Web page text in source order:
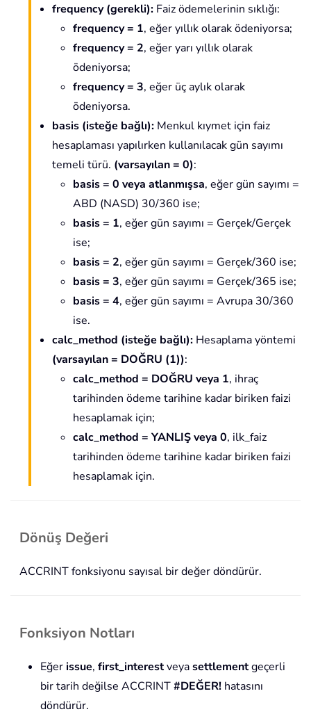
frequency(gerekli): Faiz ödemelerinin sıklığı:
frequency = 1, eğer yıllık olarak ödeniyorsa;
frequency = 2, eğer yarı yıllık olarak
ödeniyorsa;
frequency = 3, eğer üç aylık olarak
ödeniyorsa.
basis (isteğe bağlı): Menkul kıymet için faiz
hesaplaması yapılırken kullanılacak gün sayımı
temeli türü. (varsayılan = 0):
basis = 0 veya atlanmışsa, eğer gün sayımı =
ABD (NASD) 30/360 ise;
basis = 1, eğer gün sayımı = Gerçek/Gerçek
ise;
basis = 2, eğer gün sayımı = Gerçek/360 ise;
basis = 3, eğer gün sayımı = Gerçek/365 ise;
basis = 4, eğer gün sayımı = Avrupa 30/360
ise.
calc_method (isteğe bağlı): Hesaplama yöntemi
(varsayılan = DOĞRU (1)):
calc_method = DOĞRU veya 1, ihraç
tarihinden ödeme tarihine kadar biriken faizi
hesaplamak için;
calc_method = YANLIŞ veya 0, ilk_faiz
tarihinden ödeme tarihine kadar biriken faizi
hesaplamak için.
Dönüş Değeri
ACCRINT fonksiyonu sayısal bir değer döndürür.
Fonksiyon Notları
Eğer issue, first_interestveyasettlementgeçerli
bir tarih değilse ACCRINT#DEĞER! hatasını
döndürür.